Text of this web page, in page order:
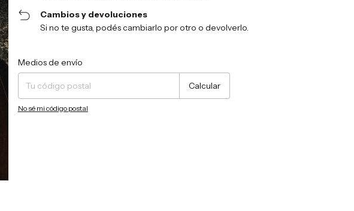
Cambios y devoluciones
Si no te gusta, podés cambiarlo por otro o devolverlo.
Entregas para el CP:
Medios de envío
Calcular
No sé mi código postal